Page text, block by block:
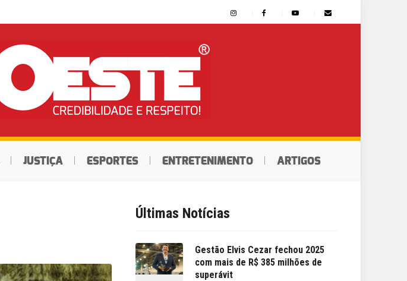
JUSTIÇA ESPORTES ENTRETENIMENTO ARTIGOS
Últimas Notícias
Gestão Elvis Cezar fechou 2025
com mais de R$ 385 milhões de
superávit